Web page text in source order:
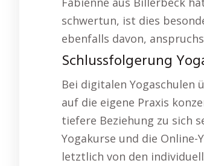
schwertun, ist dies
ebenfalls davon,
Schlussfolgerung
Bei digitalen
auf die eigene Praxis
tiefere Beziehung zu sich
Yogakurse und die
letztlich von den